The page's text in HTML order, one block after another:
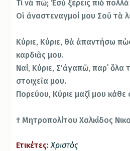
Τί νὰ πῶ; Ἐσὺ ξέρεις πιὸ
Οἱ ἀναστεναγμοί μου Σοῦ τὰ
Κύριε, Κύριε, θὰ ἀπαντήσω
καρδιᾶς μου.
Ναί, Κύριε, Σ΄ ἀγαπῶ, παρ΄
στοιχεῖα μου.
Πορεύου, Κύριε μαζί μου κάθε
† Μητροπολίτου Χαλκίδος
Ετικέτες: Χριστός